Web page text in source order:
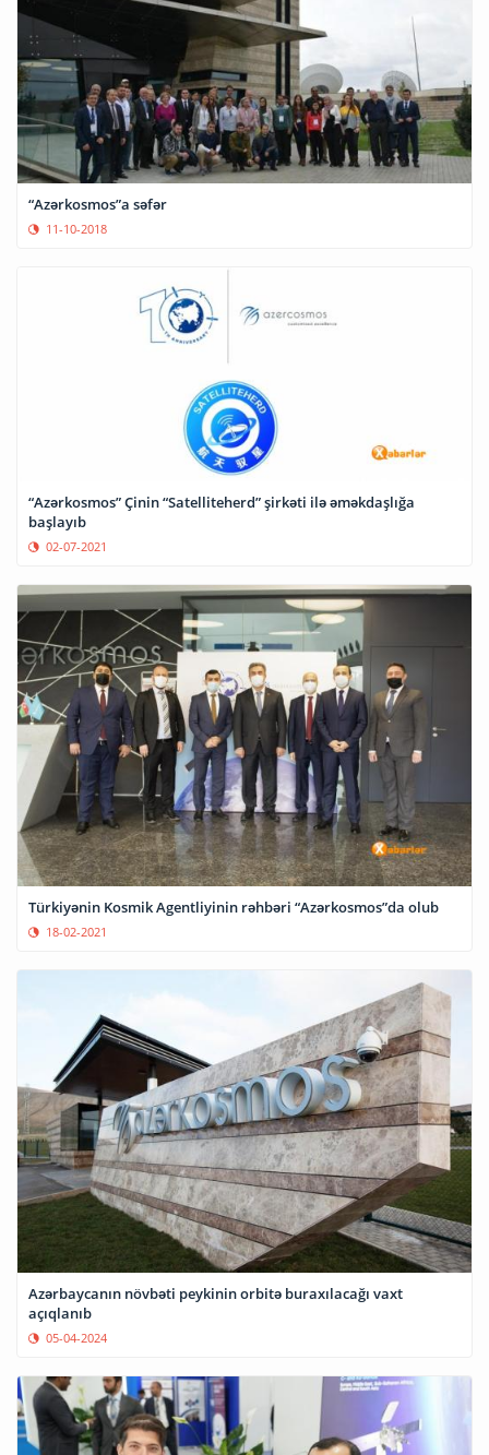
“Azərkosmos”a səfər
11-10-2018
“Azərkosmos” Çinin “Satelliteherd” şirkəti ilə əməkdaşlığa
başlayıb
02-07-2021
Türkiyənin Kosmik Agentliyinin rəhbəri “Azərkosmos”da olub
18-02-2021
Azərbaycanın növbəti peykinin orbitə buraxılacağı vaxt
açıqlanıb
05-04-2024